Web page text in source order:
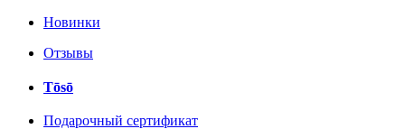
Новинки
Отзывы
Tōsō
Подарочный сертификат